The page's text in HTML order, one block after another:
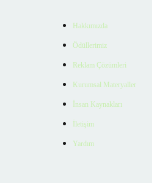
Hakkımızda
Ödüllerimiz
Reklam Çözümleri
Kurumsal Materyaller
İnsan Kaynakları
İletişim
Yardım